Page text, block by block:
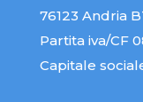
76123 Andria
Partita iva/CF
Capitale